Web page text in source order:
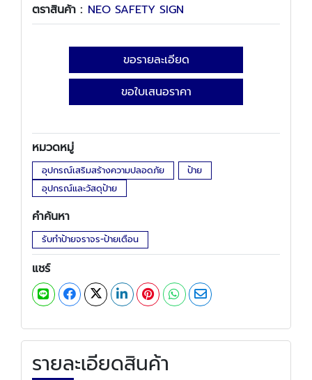
ตราสินค้า : NEO SAFETY SIGN
ขอรายละเอียด
ขอใบเสนอราคา
หมวดหมู่
อุปกรณ์เสริมสร้างความปลอดภัย
ป้าย
อุปกรณ์และวัสดุป้าย
คำค้นหา
รับทำป้ายจราจร-ป้ายเตือน
แชร์
รายละเอียดสินค้า